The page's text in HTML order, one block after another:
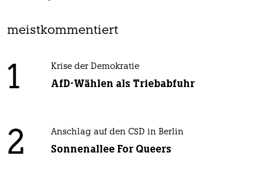
meistkommentiert
1 Krise der Demokratie
AfD-Wählen als Triebabfuhr
2 Anschlag auf den CSD in Berlin
Sonnenallee For Queers